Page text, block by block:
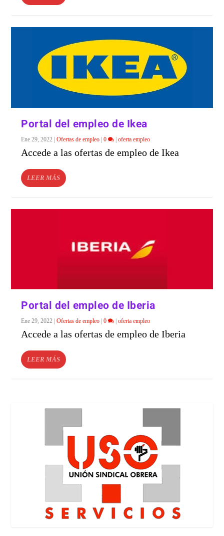
Portal del empleo de Ikea
Ene 29, 2022 |Ofertas de empleo |0 |oferta empleo
Accede a las ofertas de empleo de Ikea
LEER MÁS
Portal del empleo de Iberia
Ene 29, 2022 |Ofertas de empleo |0 |oferta empleo
Accede a las ofertas de empleo de Iberia
LEER MÁS